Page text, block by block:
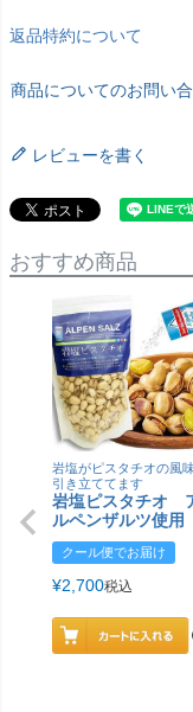
返品特約について
商品についてのお問い
レビューを書く
おすすめ商品
岩塩がピスタチオの風
引き立ててます
岩塩ピスタチオ
ルペンザルツ使用
クール便でお届け
¥2,700税込